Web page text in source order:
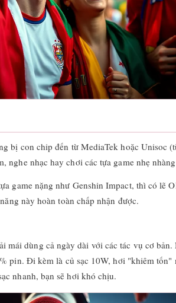
bị con chip đến từ MediaTek hoặc
nhạc hay chơi các tựa game nhẹ
game nặng như Genshin Impact, thì có lẽ
này hoàn toàn chấp nhận được.
dùng cả ngày dài với các tác vụ cơ
pin. Đi kèm là củ sạc 10W, hơi "khiêm
nhanh, bạn sẽ hơi khó chịu.